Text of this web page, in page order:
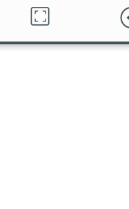
kvinder 1867